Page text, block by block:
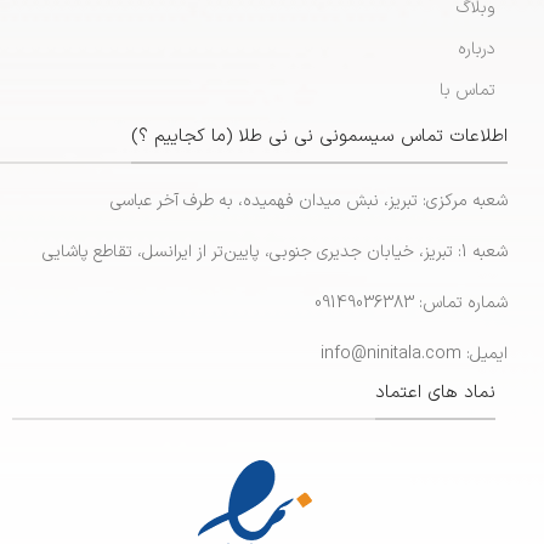
وبلاگ
درباره
تماس با
اطلاعات تماس سیسمونی نی نی طلا (ما کجاییم ؟)
شعبه مرکزی: تبریز، نبش میدان فهمیده، به طرف آخر عباسی
شعبه 1: تبریز، خیابان جدیری جنوبی، پایین‌تر از ایرانسل، تقاطع پاشایی
شماره تماس: 09149036383
ایمیل: info@ninitala.com
نماد های اعتماد